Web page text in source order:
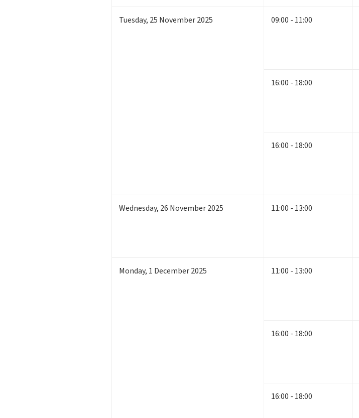
Tuesday, 25 November 2025 09:00 - 11:00
16:00 - 18:00
16:00 - 18:00
Wednesday, 26 November 2025 11:00 - 13:00
Monday, 1 December 2025 11:00 - 13:00
16:00 - 18:00
16:00 - 18:00